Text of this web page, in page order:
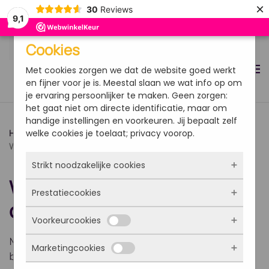
9,1
30 Reviews ×
Overslaan en naar de inhoud gaan
Home Kennisartikelen
Productinformatie
Wanneer Magnesium citraat?
Wanneer Magnesium
citraat?
Magnesium is een essentieel mineraal dat
bijdraagt aan tal van lichaamsfuncties, van
Cookies
Met cookies zorgen we dat de website goed werkt
en fijner voor je is. Meestal slaan we wat info op om
je ervaring persoonlijker te maken. Geen zorgen:
het gaat niet om directe identificatie, maar om
handige instellingen en voorkeuren. Jij bepaalt zelf
welke cookies je toelaat; privacy voorop.
Strikt noodzakelijke cookies
Deze cookies zorgen ervoor dat de website
überhaupt werkt. Ze zijn dus altijd actief en
kunnen niet worden uitgezet. Meestal worden
ze alleen geplaatst als jij iets doet, zoals
inloggen, een formulier invullen of je
privacyvoorkeuren opslaan. Je kunt je browser
Prestatiecookies
Met deze cookies zien we hoe vaak onze site
bezocht wordt, waar bezoekers vandaan
komen en welke pagina’s populair zijn. Zo
kunnen we de website blijven verbeteren.
Voorkeurcookies
Deze cookies onthouden jouw voorkeuren.
Bijvoorbeeld taalkeuze of ingevulde gegevens.
Marketingcookies